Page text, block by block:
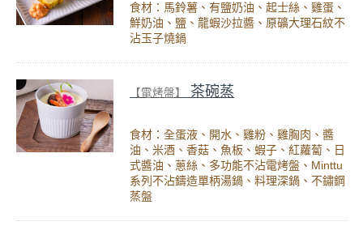
食材：馬鈴薯、有鹽奶油、起士絲、雞蛋、
鮮奶油、鹽、龍蝦沙拉醬、原礦大理石紋不
沾玉子燒鍋
【電烤盤】 茶碗蒸
食材：全蛋液、開水、雞粉、雞胸肉、醬
油、米酒、香菇、魚板、蝦子、紅蘿蔔、日
式醬油、蔥絲、多功能不沾電烤盤、Minttu
系列不沾鑄造單柄湯鍋、料理深鍋、不鏽鋼
蒸盤